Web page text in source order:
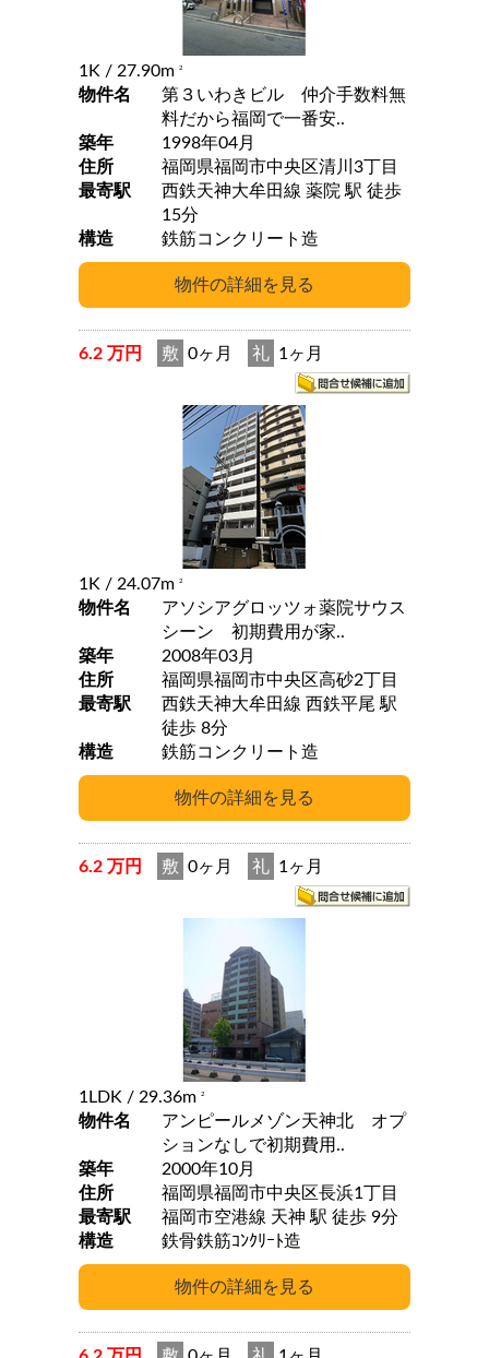
1K / 27.90m 2
物件名
第３いわきビル 仲介手数料無
料だから福岡で一番安..
築年
1998年04月
住所
福岡県福岡市中央区清川3丁目
最寄駅
西鉄天神大牟田線 薬院 駅 徒歩
15分
構造
鉄筋コンクリート造
6.2 万円 敷 0ヶ月 礼 1ヶ月
1K / 24.07m 2
物件名
アソシアグロッツォ薬院サウス
シーン 初期費用が家..
築年
2008年03月
住所
福岡県福岡市中央区高砂2丁目
最寄駅
西鉄天神大牟田線 西鉄平尾 駅
徒歩 8分
構造
鉄筋コンクリート造
6.2 万円 敷 0ヶ月 礼 1ヶ月
1LDK / 29.36m 2
物件名
アンピールメゾン天神北 オプ
ションなしで初期費用..
築年
2000年10月
住所
福岡県福岡市中央区長浜1丁目
最寄駅
福岡市空港線 天神 駅 徒歩 9分
構造
鉄骨鉄筋ｺﾝｸﾘｰﾄ造